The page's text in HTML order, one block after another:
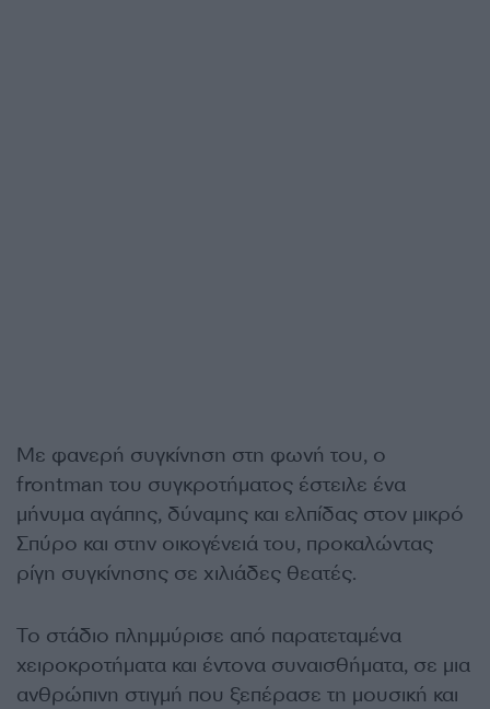
Με φανερή συγκίνηση στη φωνή του, ο
frontman του συγκροτήματος έστειλε ένα
μήνυμα αγάπης, δύναμης και ελπίδας στον μικρό
Σπύρο και στην οικογένειά του, προκαλώντας
ρίγη συγκίνησης σε χιλιάδες θεατές.
Το στάδιο πλημμύρισε από παρατεταμένα
χειροκροτήματα και έντονα συναισθήματα, σε μια
ανθρώπινη στιγμή που ξεπέρασε τη μουσική και